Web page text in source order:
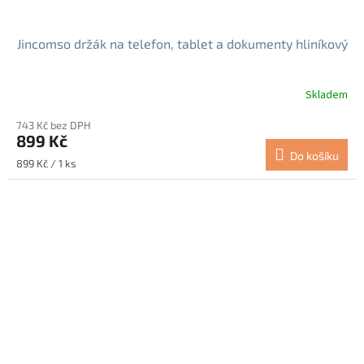
Jincomso držák na telefon, tablet a dokumenty hliníkový
produktu
je
5,0
Skladem
743 Kč bez DPH
899 Kč
Měrná
cena:
899 Kč / 1 ks
Do košíku